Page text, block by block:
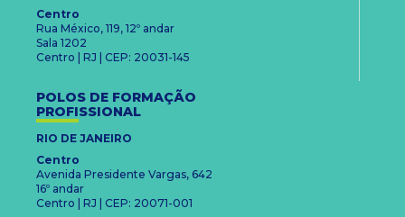
Centro
Rua México, 119, 12º andar
Sala 1202
Centro | RJ | CEP: 20031-145
POLOS DE FORMAÇÃO
PROFISSIONAL
RIO DE JANEIRO
Centro
Avenida Presidente Vargas, 642
16º andar
Centro | RJ | CEP: 20071-001